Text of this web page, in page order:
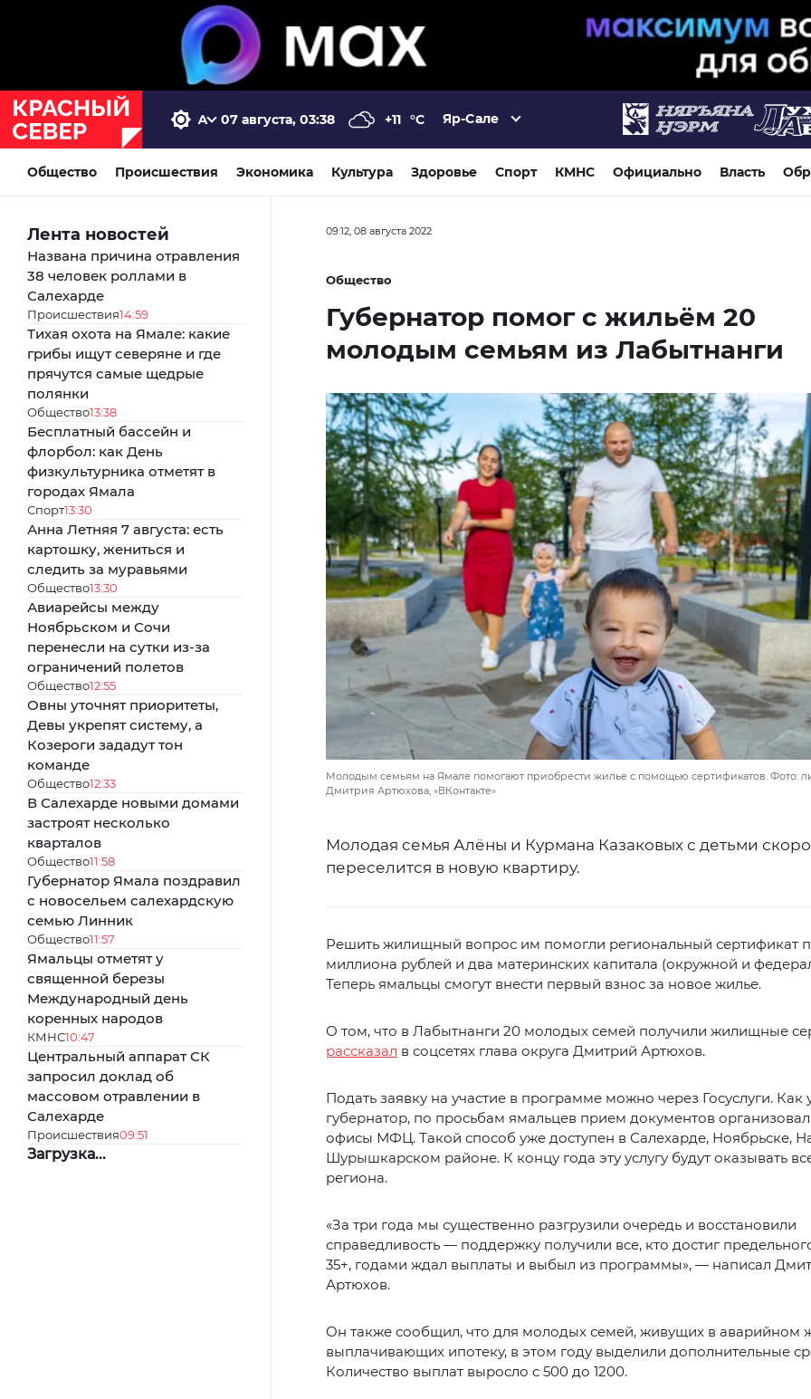
07 августа, 03:38 +11 °C Яр-Сале
Общество Происшествия Экономика Культура Здоровье Спорт КМНС Официально Власть
Лента новостей
Названа причина отравления
38 человек роллами в
Салехарде
Происшествия14:59
Тихая охота на Ямале: какие
грибы ищут северяне и где
прячутся самые щедрые
полянки
Общество13:38
Бесплатный бассейн и
флорбол: как День
физкультурника отметят в
городах Ямала
Спорт13:30
Анна Летняя 7 августа: есть
картошку, жениться и
следить за муравьями
Общество13:30
Авиарейсы между
Ноябрьском и Сочи
перенесли на сутки из-за
ограничений полетов
Общество12:55
Овны уточнят приоритеты,
Девы укрепят систему, а
Козероги зададут тон
команде
Общество12:33
В Салехарде новыми домами
застроят несколько
кварталов
Общество11:58
Губернатор Ямала поздравил
с новосельем салехардскую
семью Линник
Общество11:57
Ямальцы отметят у
священной березы
Международный день
коренных народов
КМНС10:47
Центральный аппарат СК
запросил доклад об
массовом отравлении в
Салехарде
Происшествия09:51
Загрузка...
09:12, 08 августа 2022
Общество
Губернатор помог с жильём 20
молодым семьям из Лабытнанги
Молодым семьям на Ямале помогают приобрести жилье с помощью сертификатов. Фото:
Дмитрия Артюхова, «ВКонтакте»
Молодая семья Алёны и Курмана Казаковых с детьми скоро
переселится в новую квартиру.
Решить жилищный вопрос им помогли региональный сертификат
миллиона рублей и два материнских капитала (окружной и
Теперь ямальцы смогут внести первый взнос за новое жилье.
О том, что в Лабытнанги 20 молодых семей получили жилищные
рассказал в соцсетях глава округа Дмитрий Артюхов.
Подать заявку на участие в программе можно через Госуслуги. Как
губернатор, по просьбам ямальцев прием документов
офисы МФЦ. Такой способ уже доступен в Салехарде, Ноябрьске,
Шурышкарском районе. К концу года эту услугу будут оказывать
региона.
«За три года мы существенно разгрузили очередь и восстановили
справедливость — поддержку получили все, кто достиг
35+, годами ждал выплаты и выбыл из программы», — написал
Артюхов.
Он также сообщил, что для молодых семей, живущих в аварийном
выплачивающих ипотеку, в этом году выделили дополнительные
Количество выплат выросло с 500 до 1200.